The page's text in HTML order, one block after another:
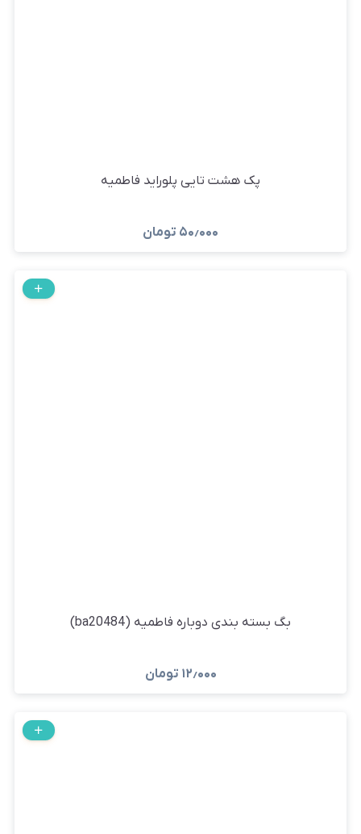
پک هشت تایی پلوراید فاطمیه
۵۰٫۰۰۰ تومان
بگ بسته بندی دوباره فاطمیه (ba20484)
۱۲٫۰۰۰ تومان